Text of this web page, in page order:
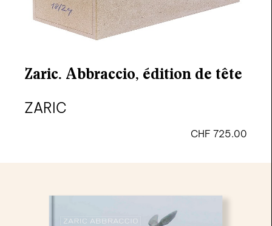
Zaric. Abbraccio, édition de tête
ZARIC
CHF 725.00